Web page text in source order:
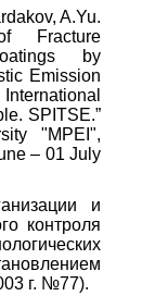
A.Yu.
Fracture
by
Emission
SPITSE.”
"MPEI",
– 01 July
и
контроля
г. №77).